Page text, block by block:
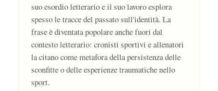
suo esordio letterario e il suo lavoro esplora
spesso le tracce del passato sull'identità. La
frase è diventata popolare anche fuori dal
contesto letterario: cronisti sportivi e allenatori
la citano come metafora della persistenza delle
sconfitte o delle esperienze traumatiche nello
sport.